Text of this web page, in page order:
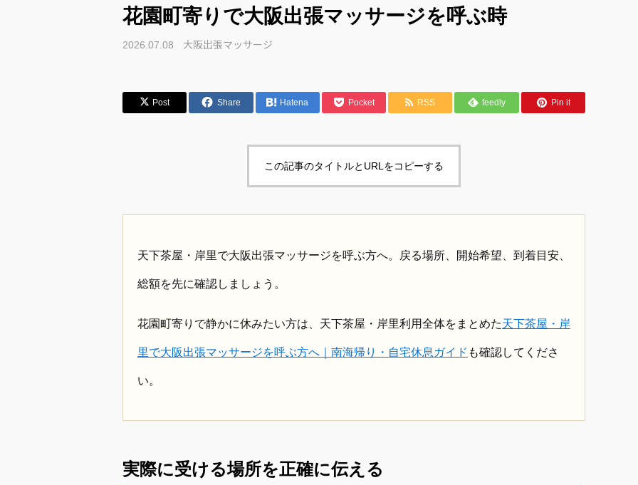
花園町寄りで大阪出張マッサージを呼ぶ時
2026.07.08 大阪出張マッサージ
Post Share Hatena Pocket RSS feedly Pin it
この記事のタイトルとURLをコピーする
天下茶屋・岸里で大阪出張マッサージを呼ぶ方へ。戻る場所、開始希望、到着目安、
総額を先に確認しましょう。
花園町寄りで静かに休みたい方は、天下茶屋・岸里利用全体をまとめた天下茶屋・岸
里で大阪出張マッサージを呼ぶ方へ｜南海帰り・自宅休息ガイド も確認してくださ
い。
実際に受ける場所を正確に伝える